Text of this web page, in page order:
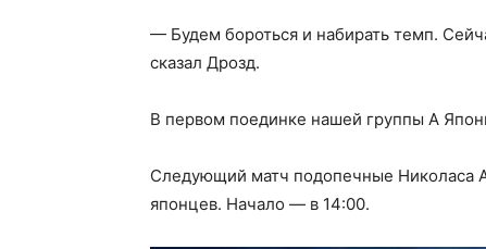
— Будем бороться и набирать темп.
сказал Дрозд.
В первом поединке нашей группы A
Следующий матч подопечные Николаса
японцев. Начало — в 14:00.